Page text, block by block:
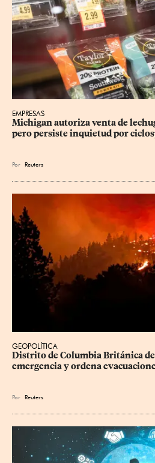
EMPRESAS
Michigan autoriza venta de
pero persiste inquietud por
Por Reuters
GEOPOLÍTICA
Distrito de Columbia Británica
emergencia y ordena
Por Reuters